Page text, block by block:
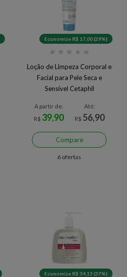
Economize R$ 17,00 (29%)
★ ★ ★ ★ ★
Loção de Limpeza Corporal e
Facial para Pele Seca e
Sensível Cetaphil
A partir de:
R$ 39,90
Até:
R$ 56,90
Compare
6 ofertas
Economize R$ 34,13 (37%)